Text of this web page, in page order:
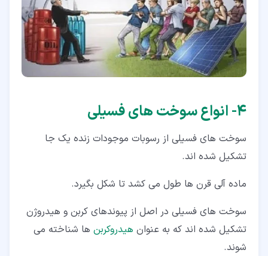
۴‏- انواع سوخت های فسیلی
سوخت های فسیلی از رسوبات موجودات زنده یک جا
تشکیل شده اند.
ماده آلی قرن ها طول می کشد تا شکل بگیرد.
سوخت های فسیلی در اصل از پیوندهای کربن و هیدروژن
تشکیل شده اند که به عنوان هیدروکربن ها شناخته می
شوند.